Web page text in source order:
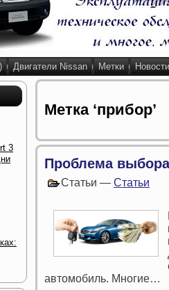
Двигатели Nissan Метки Новости
3
Метка ‘прибор’
Проблема
Статьи — Статьи
автомобиль. Многие…